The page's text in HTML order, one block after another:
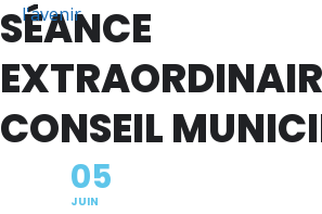
SÉANCE
CONSEIL
05
JUIN